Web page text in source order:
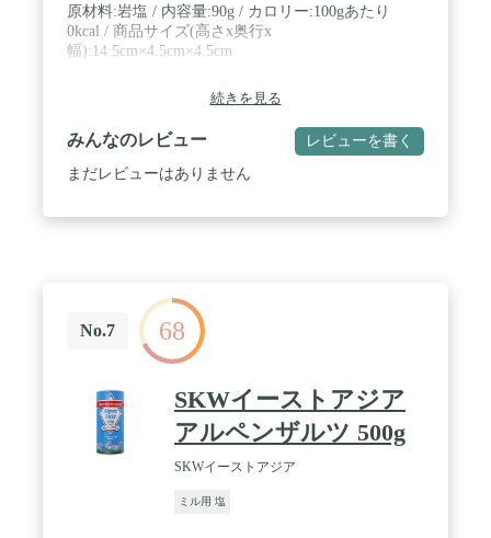
原材料:岩塩 / 内容量:90g / カロリー:100gあたり
0kcal / 商品サイズ(高さx奥行x
幅):14.5cm×4.5cm×4.5cm
続きを見る
みんなのレビュー レビューを書く
まだレビューはありません
No.7 68
SKWイーストアジア
アルペンザルツ 500g
SKWイーストアジア
ミル用 塩